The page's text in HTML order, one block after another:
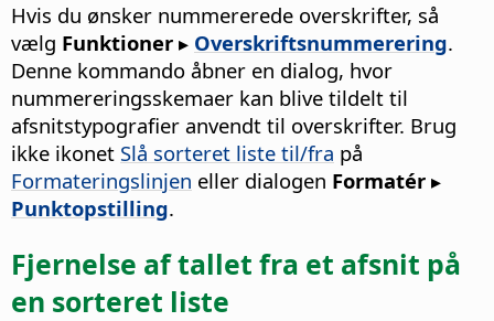
Hvis du ønsker nummererede overskrifter, så
vælg Funktioner ▸ Overskriftsnummerering.
Denne kommando åbner en dialog, hvor
nummereringsskemaer kan blive tildelt til
afsnitstypografier anvendt til overskrifter. Brug
ikke ikonet Slå sorteret liste til/fra på
Formateringslinjen eller dialogen Formatér ▸
Punktopstilling.
Fjernelse af tallet fra et afsnit på
en sorteret liste